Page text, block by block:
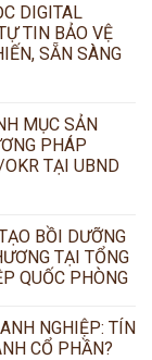
DIGITAL
TIN BẢO VỆ
SẴN SÀNG
MỤC SẢN
PHÁP
TẠI UBND
BỒI DƯỠNG
TẠI TỔNG
QUỐC PHÒNG
NGHIỆP: TÍN
CỔ PHẦN?